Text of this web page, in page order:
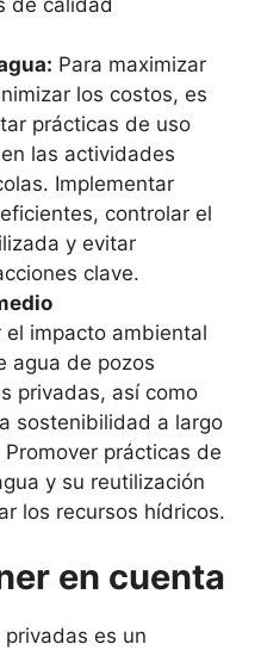
Para maximizar
los costos, es
prácticas de uso
las actividades
Implementar
controlar el
y evitar
clave.
el impacto ambiental
agua de pozos
privadas, así como
sostenibilidad a largo
prácticas de
y su reutilización
los recursos hídricos.
en cuenta
es un